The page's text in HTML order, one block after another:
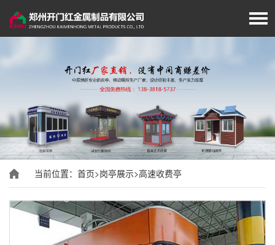
首页
厂家简介
岗亭展示
移动厕所
旗杆展示
垃圾分类房/亭
经典案例
当前位置： 首页>岗亭展示>高速收费亭